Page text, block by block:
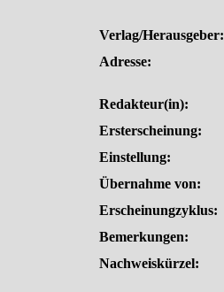
Verlag/Herausgeber:
Adresse:
Redakteur(in):
Ersterscheinung:
Einstellung:
Übernahme von:
Erscheinungzyklus:
Bemerkungen:
Nachweiskürzel: